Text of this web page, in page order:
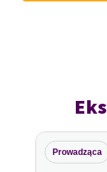
Prowadząca